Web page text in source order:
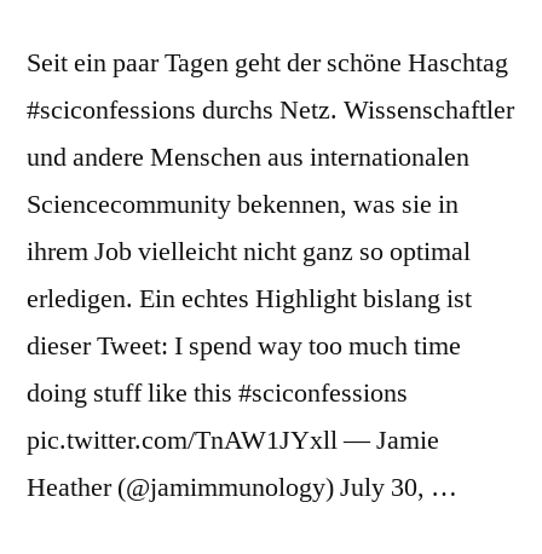
Seit ein paar Tagen geht der schöne Haschtag
#sciconfessions durchs Netz. Wissenschaftler
und andere Menschen aus internationalen
Sciencecommunity bekennen, was sie in
ihrem Job vielleicht nicht ganz so optimal
erledigen. Ein echtes Highlight bislang ist
dieser Tweet: I spend way too much time
doing stuff like this #sciconfessions
pic.twitter.com/TnAW1JYxll — Jamie
Heather (@jamimmunology) July 30, …